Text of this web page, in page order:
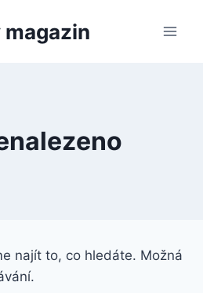
najít to, co hledáte. Možná